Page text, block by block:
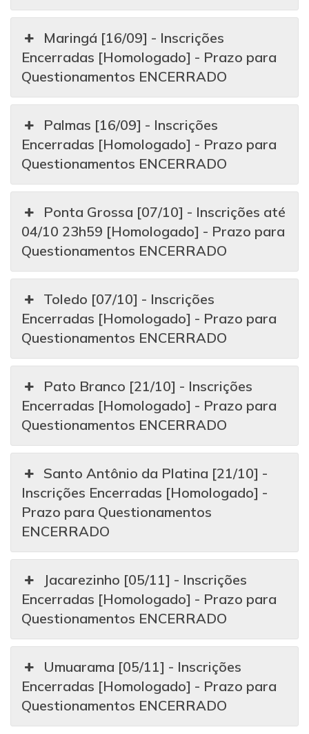
Maringá [16/09] - Inscrições
Encerradas [Homologado] - Prazo para
Questionamentos ENCERRADO
Palmas [16/09] - Inscrições
Encerradas [Homologado] - Prazo para
Questionamentos ENCERRADO
Ponta Grossa [07/10] - Inscrições até
04/10 23h59 [Homologado] - Prazo para
Questionamentos ENCERRADO
Toledo [07/10] - Inscrições
Encerradas [Homologado] - Prazo para
Questionamentos ENCERRADO
Pato Branco [21/10] - Inscrições
Encerradas [Homologado] - Prazo para
Questionamentos ENCERRADO
Santo Antônio da Platina [21/10] -
Inscrições Encerradas [Homologado] -
Prazo para Questionamentos
ENCERRADO
Jacarezinho [05/11] - Inscrições
Encerradas [Homologado] - Prazo para
Questionamentos ENCERRADO
Umuarama [05/11] - Inscrições
Encerradas [Homologado] - Prazo para
Questionamentos ENCERRADO